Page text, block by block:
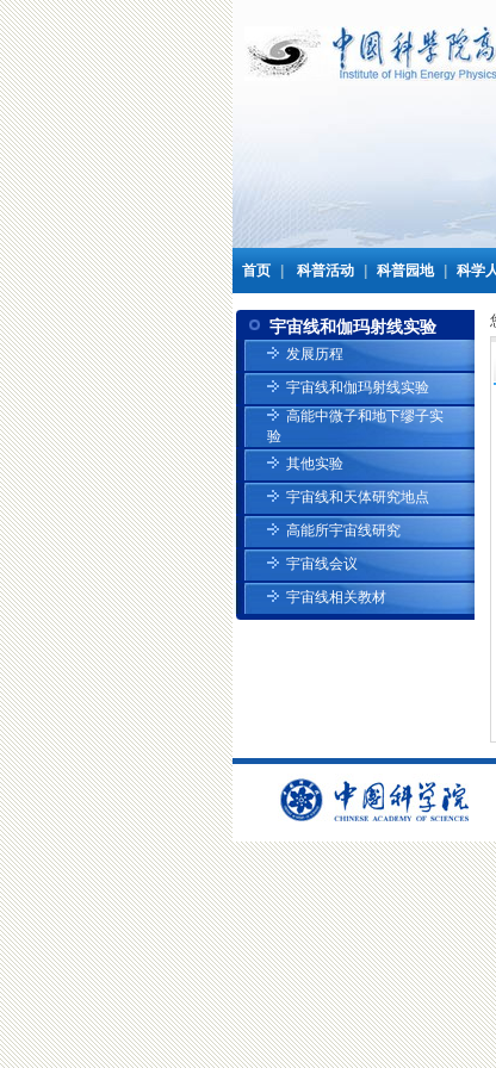
首页 科普活动 科普园地 科学
宇宙线和伽玛射线实验
发展历程
宇宙线和伽玛射线实验
高能中微子和地下缪子实
验
其他实验
宇宙线和天体研究地点
高能所宇宙线研究
宇宙线会议
宇宙线相关教材